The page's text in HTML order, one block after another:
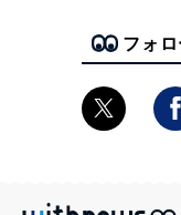
フォ